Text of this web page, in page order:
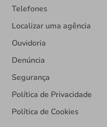
Telefones
Localizar uma agência
Ouvidoria
Denúncia
Segurança
Política de Privacidade
Política de Cookies